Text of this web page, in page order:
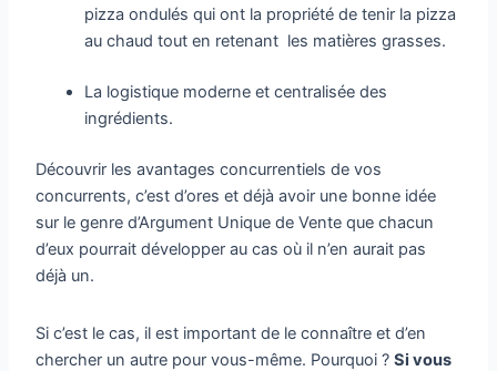
pizza ondulés qui ont la propriété de tenir la pizza
au chaud tout en retenant les matières grasses.
La logistique moderne et centralisée des
ingrédients.
Découvrir les avantages concurrentiels de vos
concurrents, c’est d’ores et déjà avoir une bonne idée
sur le genre d’Argument Unique de Vente que chacun
d’eux pourrait développer au cas où il n’en aurait pas
déjà un.
Si c’est le cas, il est important de le connaître et d’en
chercher un autre pour vous-même. Pourquoi ?Si vous